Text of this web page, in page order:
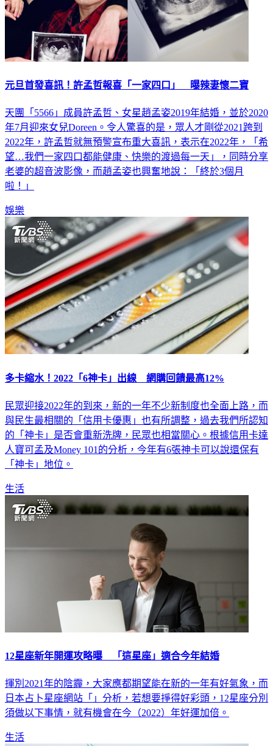
元旦首發喜訊！許孟哲報喜「一家四口」 曝辣妻懷二寶
天團「5566」成員許孟哲、女星趙孟姿2019年結婚，並於2020
年7月迎來女兒Doreen。令人驚喜的是，眾人才剛從2021跨到
2022年，許孟哲就無預警宣布重大喜訊，表示在2022年，「希
望…我們一家四口都能健康、快樂的渡過每一天」，同時分享
老婆的超音波影像，而趙孟姿也興奮地說：「終於3個月
啦！」
娛樂
多卡縮水！2022「6神卡」出線 網購回饋最高12%
民眾迎接2022年的到來，新的一年不少新制度也全面上路，而
與民生最相關的「信用卡優惠」也有所調整，過去我們所認知
的「神卡」是否會重新洗牌，民眾也相當關心。根據信用卡達
人寶可孟及Money 101的分析，今年有6張神卡可以說還保有
「神卡」地位。
生活
12星座新年開運攻略曝 「這星座」適合今年結婚
揮別2021年的陰霾，大家應都期望能在新的一年有好氣象，而
日本占卜星座網站「」分析，若想要掙得好彩頭，12星座分別
須做以下事情，就有機會在今（2022）年好運加倍。
生活